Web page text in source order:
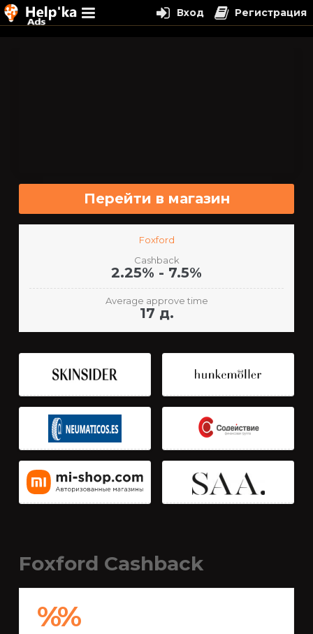
Перейти в магазин
Foxford
Cashback
2.25% - 7.5%
Average approve time
17 д.
Foxford Cashback
%%
Вход Регистрация